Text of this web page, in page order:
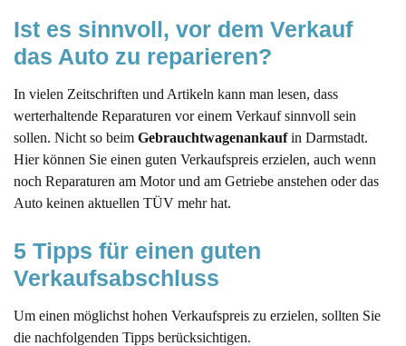
Ist es sinnvoll, vor dem Verkauf
das Auto zu reparieren?
In vielen Zeitschriften und Artikeln kann man lesen, dass
werterhaltende Reparaturen vor einem Verkauf sinnvoll sein
sollen. Nicht so beim Gebrauchtwagenankaufin Darmstadt.
Hier können Sie einen guten Verkaufspreis erzielen, auch wenn
noch Reparaturen am Motor und am Getriebe anstehen oder das
Auto keinen aktuellen TÜV mehr hat.
5 Tipps für einen guten
Verkaufsabschluss
Um einen möglichst hohen Verkaufspreis zu erzielen, sollten Sie
die nachfolgenden Tipps berücksichtigen.